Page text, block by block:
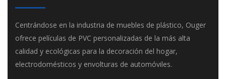
Centrándose en la industria de muebles de plástico, Ouger
ofrece películas de PVC personalizadas de la más alta
calidad y ecológicas para la decoración del hogar,
electrodomésticos y envolturas de automóviles.